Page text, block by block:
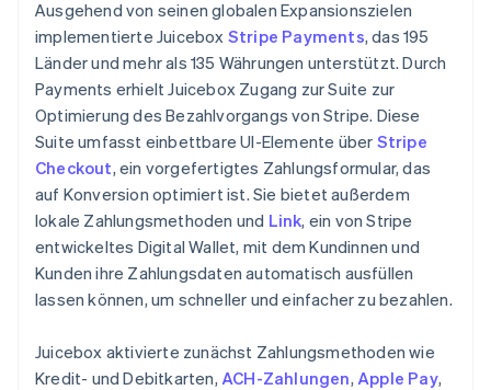
Ausgehend von seinen globalen Expansionszielen
implementierte Juicebox Stripe Payments, das 195
Länder und mehr als 135 Währungen unterstützt. Durch
Payments erhielt Juicebox Zugang zur Suite zur
Optimierung des Bezahlvorgangs von Stripe. Diese
Suite umfasst einbettbare UI-Elemente über Stripe
Checkout, ein vorgefertigtes Zahlungsformular, das
auf Konversion optimiert ist. Sie bietet außerdem
lokale Zahlungsmethoden und Link, ein von Stripe
entwickeltes Digital Wallet, mit dem Kundinnen und
Kunden ihre Zahlungsdaten automatisch ausfüllen
lassen können, um schneller und einfacher zu bezahlen.
Juicebox aktivierte zunächst Zahlungsmethoden wie
Kredit- und Debitkarten, ACH-Zahlungen, Apple Pay,